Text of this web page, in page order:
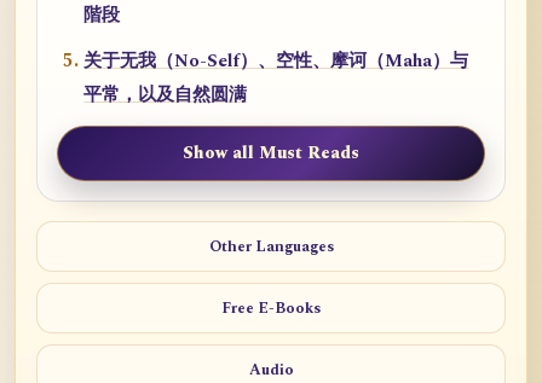
階段
关于无我（No-Self）、空性、摩诃（Maha）与
平常，以及自然圆满
Show all Must Reads
Other Languages
Free E-Books
Audio